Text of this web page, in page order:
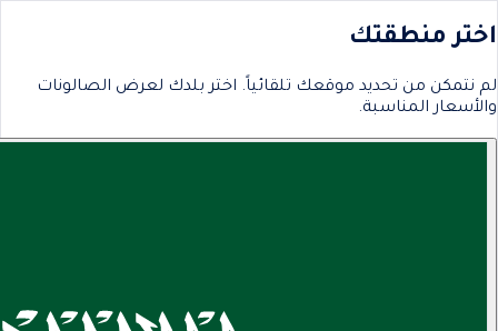
اختر منطقتك
لم نتمكن من تحديد موقعك تلقائياً. اختر بلدك لعرض الصالونات
والأسعار المناسبة.